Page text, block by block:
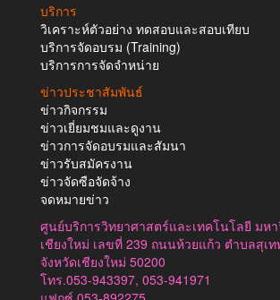
บริการ
วิเคราะห์ตัวอย่าง ทดสอบและสอบเทียบ
บริการจัดอบรม (Training)
บริการการจัดจำหน่าย
ข่าวประชาสัมพันธ์
ข่าวกิจกรรม
ข่าวเยี่ยมชมและดูงาน
ข่าวการจัดอบรมและสัมนา
ข่าวรับสมัครงาน
ข่าวจัดซือจัดจ้าง
จดหมายข่าว
ศูนย์บริการวิทยาศาสตร์และเทคโนโลยี มห
เชียงใหม่ เลขที่ 239 ถนนห้วยแก้ว ตำบลสุเท
จังหวัดเชียงใหม่ 50200
โทร.053-943397, 053-941971